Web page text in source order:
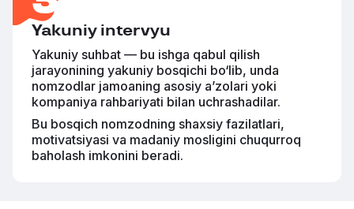
Yakuniy intervyu
Yakuniy suhbat — bu ishga qabul qilish
jarayonining yakuniy bosqichi bo‘lib, unda
nomzodlar jamoaning asosiy a’zolari yoki
kompaniya rahbariyati bilan uchrashadilar.
Bu bosqich nomzodning shaxsiy fazilatlari,
motivatsiyasi va madaniy mosligini chuqurroq
baholash imkonini beradi.